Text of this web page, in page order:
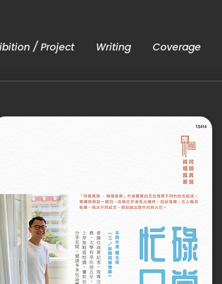
/ Project Writing Coverage